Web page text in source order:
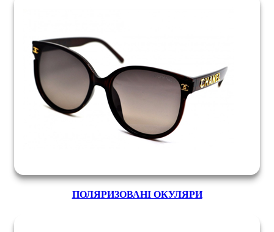
ПОЛЯРИЗОВАНІ ОКУЛЯРИ